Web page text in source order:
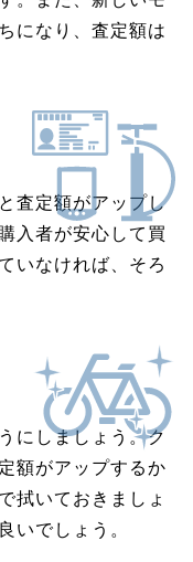
になり、査定額は
査定額がアップし
入者が安心して買
いなければ、そろ
にしましょう。ク
額がアップするか
拭いておきましょ
いでしょう。